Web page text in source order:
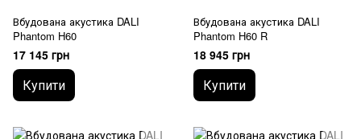
Вбудована акустика DALI
Phantom H60
17 145 грн
Купити
Вбудована акустика DALI
Phantom H60 R
18 945 грн
Купити